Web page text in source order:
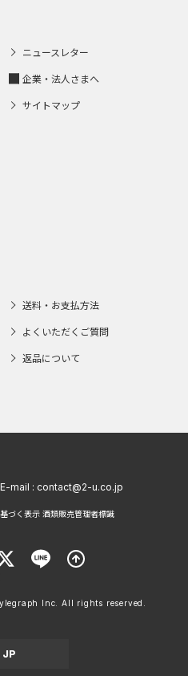
ニュースレター
企業・法人さまへ
サイトマップ
送料・お支払方法
よくいただくご質問
返品について
mail : contact@2-u.co.jp
づく表示 酒類販売管理者標識
Inc. All rights reserved.
JP